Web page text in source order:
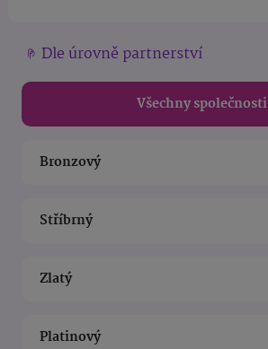
Dle úrovně partnerství
Všechny společnosti
Bronzový
Stříbrný
Zlatý
Platinový